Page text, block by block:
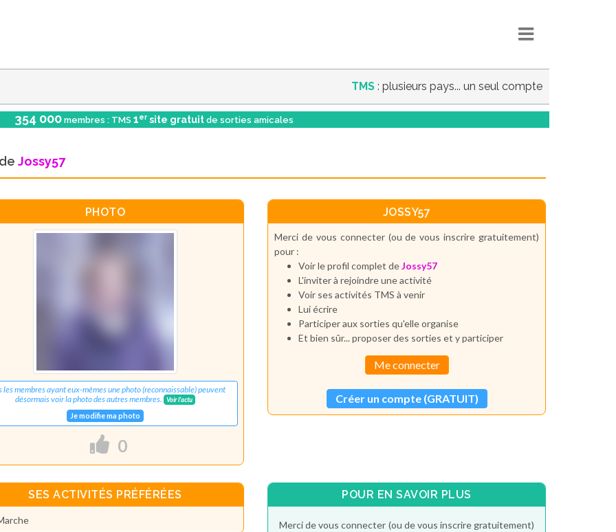
TMS : plusieurs pays... un seul compte
354 000 membres : TMS 1er site gratuit de sorties amicales
Jossy57
PHOTO
les membres ayant eux-mêmes une photo (reconnaissable) peuvent
désormais voir la photo des autres membres.
Voir l'actu
Je modifie ma photo
0
JOSSY57
Merci de vous connecter (ou de vous inscrire gratuitement)
pour :
Voir le profil complet deJossy57
L'inviter à rejoindre une activité
Voir ses activités TMS à venir
Lui écrire
Participer aux sorties qu'elle organise
Et bien sûr... proposer des sorties et y participer
Me connecter
Créer un compte (GRATUIT)
SES ACTIVITÉS PRÉFÉRÉES POUR EN SAVOIR PLUS
Merci de vous connecter (ou de vous inscrire gratuitement)